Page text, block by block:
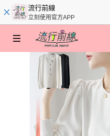
流行前線
立刻使用官方APP